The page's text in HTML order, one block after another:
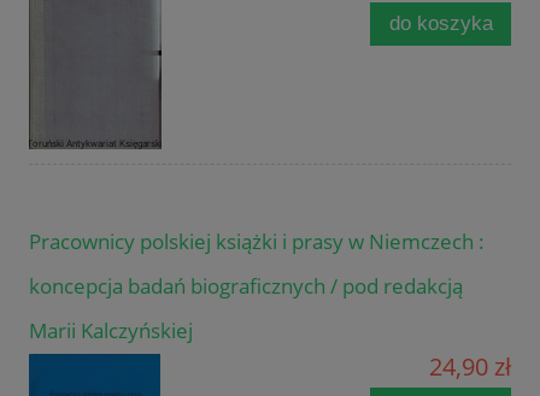
do koszyka
Pracownicy polskiej książki i prasy w Niemczech :
koncepcja badań biograficznych / pod redakcją
Marii Kalczyńskiej
24,90 zł